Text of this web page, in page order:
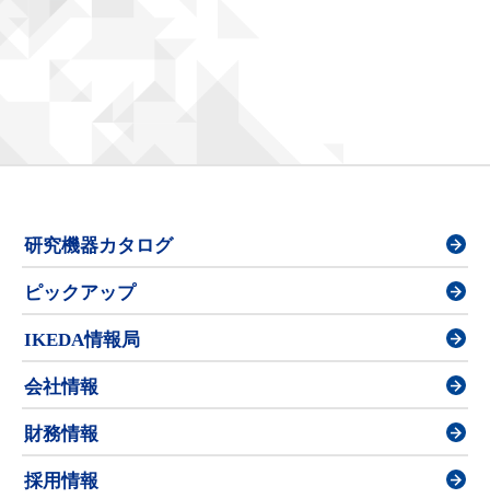
研究機器カタログ
ピックアップ
IKEDA情報局
会社情報
財務情報
採用情報